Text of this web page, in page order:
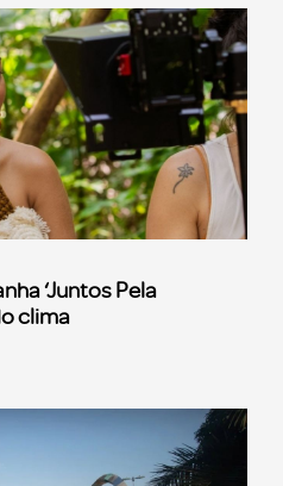
‘Juntos Pela
clima